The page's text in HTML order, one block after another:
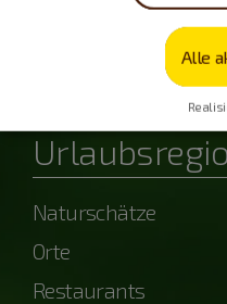
Alle
powered by OpenWeather
Naturschätze
Orte
Restaurants